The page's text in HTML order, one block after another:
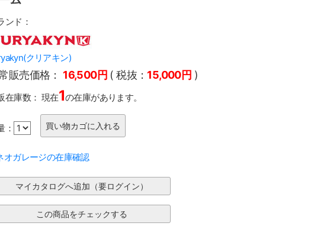
ンド：
クリアキン)
販売価格： 16,500円 ( 税抜： 15,000円 )
在庫数： 現在1の在庫があります。
：
オガレージの在庫確認